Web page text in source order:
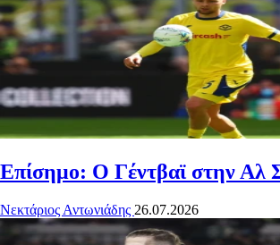
Επίσημο: Ο Γέντβαϊ στην Αλ
Νεκτάριος Αντωνιάδης 26.07.2026